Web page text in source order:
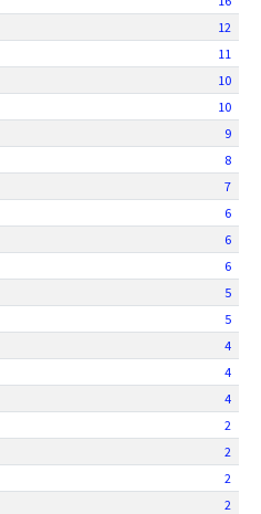
12
11
10
10
9
8
7
6
6
6
5
5
4
4
4
2
2
2
2